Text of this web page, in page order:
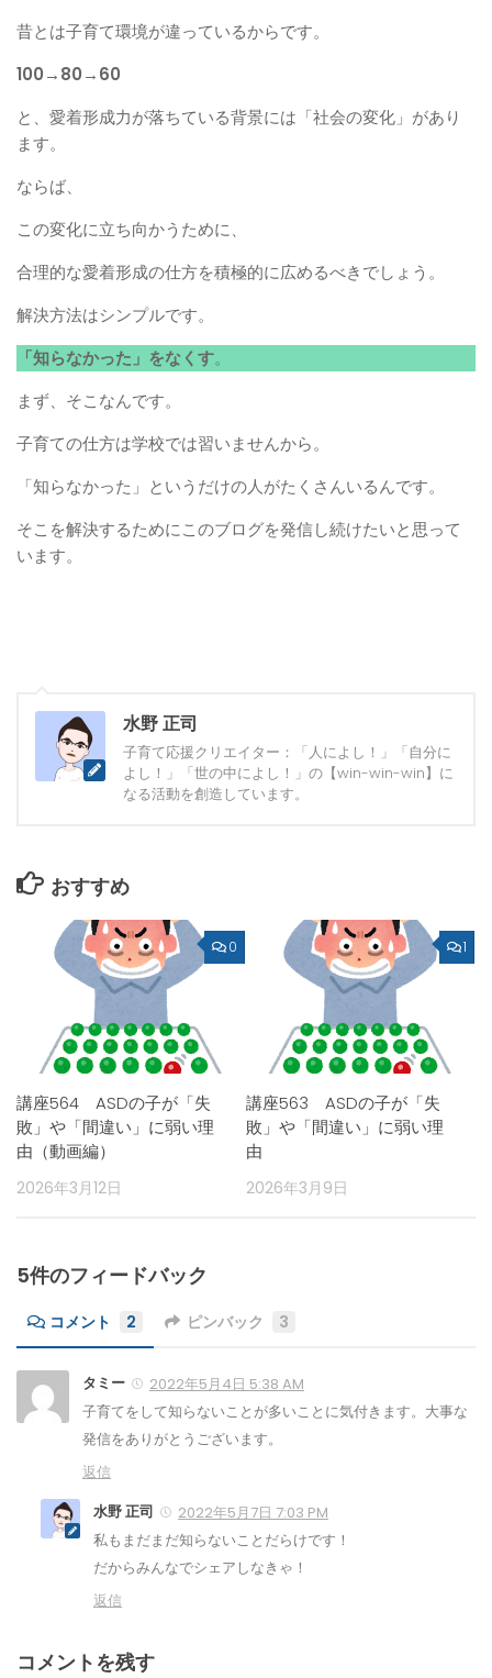
昔とは子育て環境が違っているからです。
100→80→60
と、愛着形成力が落ちている背景には「社会の変化」があり
ます。
ならば、
この変化に立ち向かうために、
合理的な愛着形成の仕方を積極的に広めるべきでしょう。
解決方法はシンプルです。
「知らなかった」をなくす。
まず、そこなんです。
子育ての仕方は学校では習いませんから。
「知らなかった」というだけの人がたくさんいるんです。
そこを解決するためにこのブログを発信し続けたいと思って
います。
水野 正司
子育て応援クリエイター：「人によし！」「自分に
よし！」「世の中によし！」の【win-win-win】に
なる活動を創造しています。
おすすめ
0
講座564 ASDの子が「失
敗」や「間違い」に弱い理
由（動画編）
2026年3月12日
1
講座563 ASDの子が「失
敗」や「間違い」に弱い理
由
2026年3月9日
5件のフィードバック
コメント 2 ピンバック 3
タミー
2022年5月4日 5:38 AM
子育てをして知らないことが多いことに気付きます。大事な
発信をありがとうございます。
返信
水野 正司
2022年5月7日 7:03 PM
私もまだまだ知らないことだらけです！
だからみんなでシェアしなきゃ！
返信
コメントを残す